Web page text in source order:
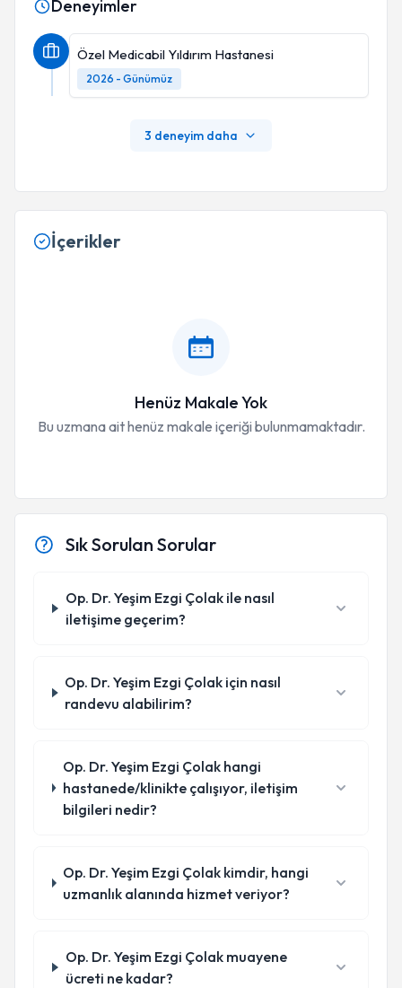
Deneyimler
Özel Medicabil Yıldırım Hastanesi
2026 - Günümüz
3 deneyim daha
İçerikler
Henüz Makale Yok
Bu uzmana ait henüz makale içeriği bulunmamaktadır.
Sık Sorulan Sorular
Op. Dr. Yeşim Ezgi Çolak ile nasıl
iletişime geçerim?
Op. Dr. Yeşim Ezgi Çolak için nasıl
randevu alabilirim?
Op. Dr. Yeşim Ezgi Çolak hangi
hastanede/klinikte çalışıyor, iletişim
bilgileri nedir?
Op. Dr. Yeşim Ezgi Çolak kimdir, hangi
uzmanlık alanında hizmet veriyor?
Op. Dr. Yeşim Ezgi Çolak muayene
ücreti ne kadar?